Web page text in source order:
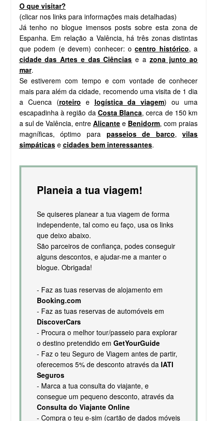
O que visitar?
(clicar nos links para informações mais detalhadas)
Já tenho no blogue imensos posts sobre esta zona de
Espanha. Em relação a Valência, há três zonas distintas
que podem (e devem) conhecer: ocentro histórico, a
cidade das Artes e das Ciências e a zona junto ao
mar.
Se estiverem com tempo e com vontade de conhecer
mais para além da cidade, recomendo uma visita de 1 dia
a Cuenca (roteiro e logística da viagem) ou uma
escapadinha à região da Costa Blanca, cerca de 150 km
a sul de Valência, entreAlicante e Benidorm, com praias
magníficas, óptimo para passeios de barco,vilas
simpáticase cidades bem interessantes.
Planeia a tua viagem!
Se quiseres planear a tua viagem de forma
independente, tal como eu faço, usa os links
que deixo abaixo.
São parceiros de confiança, podes conseguir
alguns descontos, e ajudar-me a manter o
blogue. Obrigada!
- Faz as tuas reservas de alojamento em
Booking.com
- Faz as tuas reservas de automóveis em
DiscoverCars
- Procura o melhor tour/passeio para explorar
o destino pretendido em GetYourGuide
- Faz o teu Seguro de Viagem antes de partir,
oferecemos 5% de desconto através da IATI
Seguros
- Marca a tua consulta do viajante, e
consegue um pequeno desconto, através da
Consulta do Viajante Online
- Compra o teu e-sim (cartão de dados móveis